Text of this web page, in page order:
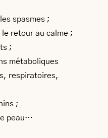
spasmes ;
retour au calme ;
;
métaboliques
respiratoires,
;
peau…